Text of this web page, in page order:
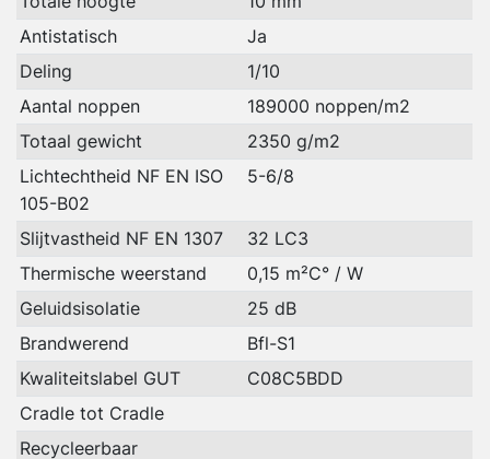
Antistatisch
Ja
Deling
1/10
Aantal noppen
189000 noppen/m2
Totaal gewicht
2350 g/m2
Lichtechtheid NF EN ISO
105-B02
5-6/8
Slijtvastheid NF EN 1307
32 LC3
Thermische weerstand
0,15 m²C° / W
Geluidsisolatie
25 dB
Brandwerend
Bfl-S1
Kwaliteitslabel GUT
C08C5BDD
Cradle tot Cradle
Recycleerbaar